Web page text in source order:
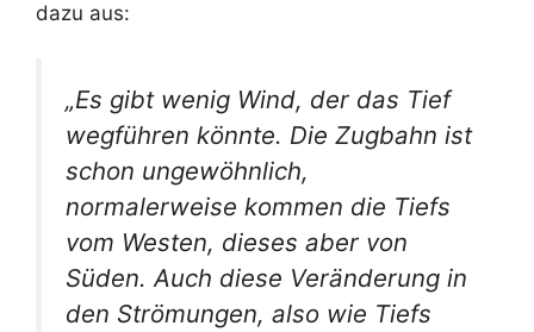
dazu aus:
„Es gibt wenig Wind, der das Tief
wegführen könnte. Die Zugbahn ist
schon ungewöhnlich,
normalerweise kommen die Tiefs
vom Westen, dieses aber von
Süden. Auch diese Veränderung in
den Strömungen, also wie Tiefs